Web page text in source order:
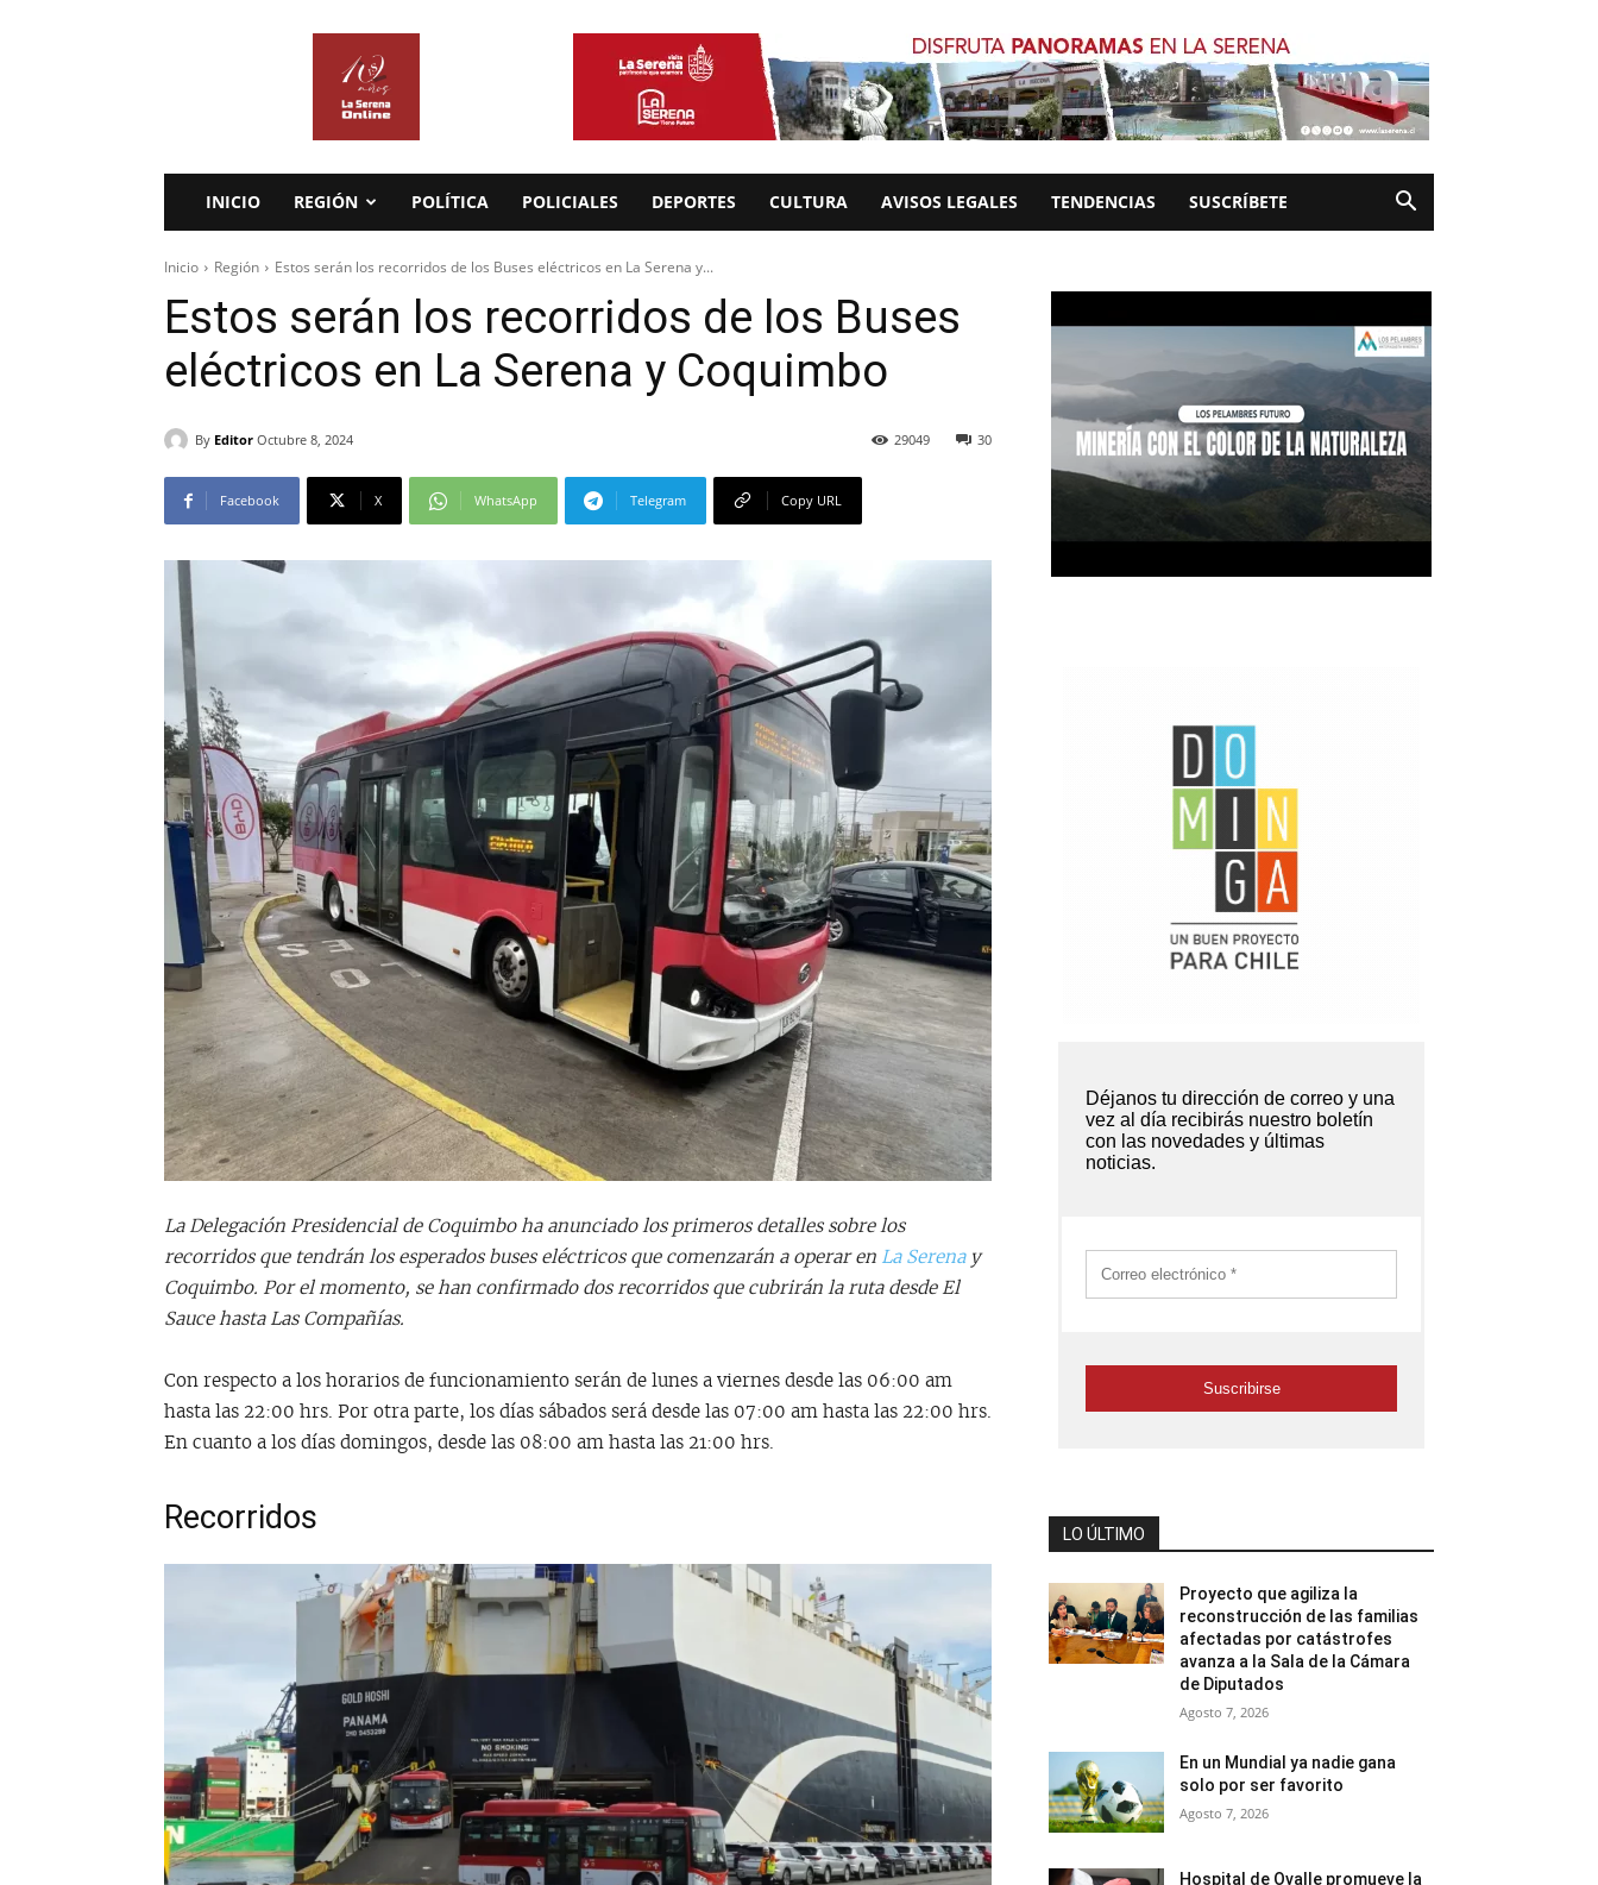
INICIO REGIÓN POLÍTICA POLICIALES DEPORTES CULTURA AVISOS LEGALES TENDENCIAS SUSCRÍBETE
Inicio Región Estos serán los recorridos de los Buses eléctricos en La Serena y...
Estos serán los recorridos de los Buses
eléctricos en La Serena y Coquimbo
By Editor Octubre 8, 2024 30
29049
Facebook X WhatsApp Telegram Copy URL
La Delegación Presidencial de Coquimbo ha anunciado los primeros detalles sobre los
recorridos que tendrán los esperados buses eléctricos que comenzarán a operar en La Serenay
Coquimbo. Por el momento, se han confirmado dos recorridos que cubrirán la ruta desde El
Sauce hasta Las Compañías.
Con respecto a los horarios de funcionamiento serán de lunes a viernes desde las 06:00 am
hasta las 22:00 hrs. Por otra parte, los días sábados será desde las 07:00 am hasta las 22:00 hrs.
En cuanto a los días domingos, desde las 08:00 am hasta las 21:00 hrs.
Recorridos LO ÚLTIMO
Proyecto que agiliza la
reconstrucción de las familias
afectadas por catástrofes
avanza a la Sala de la Cámara
de Diputados
Agosto 7, 2026
En un Mundial ya nadie gana
solo por ser favorito
Agosto 7, 2026
Hospital de Ovalle promueve la